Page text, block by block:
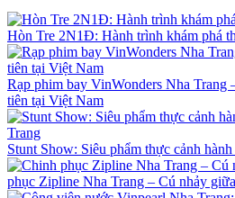
Hòn Tre 2N1Đ: Hành trình khám phá
Rạp phim bay VinWonders Nha Trang
tiên tại Việt Nam
Stunt Show: Siêu phẩm thực cảnh
phục Zipline Nha Trang – Cú nhảy